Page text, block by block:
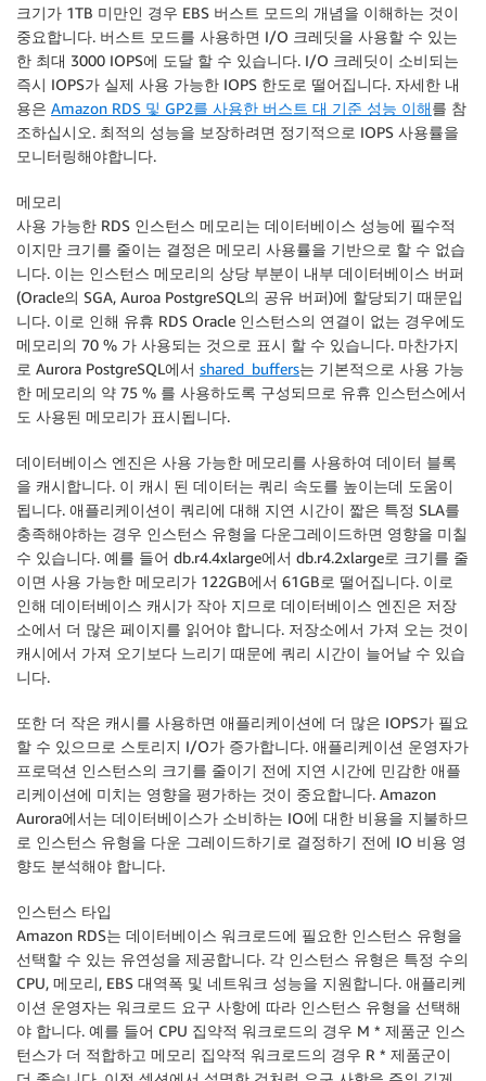
크기가 1TB 미만인 경우 EBS 버스트 모드의 개념을 이해하는 것이
중요합니다. 버스트 모드를 사용하면 I/O 크레딧을 사용할 수 있는
한 최대 3000 IOPS에 도달 할 수 있습니다. I/O 크레딧이 소비되는
즉시 IOPS가 실제 사용 가능한 IOPS 한도로 떨어집니다. 자세한 내
용은 Amazon RDS 및 GP2를 사용한 버스트 대 기준 성능 이해를 참
조하십시오. 최적의 성능을 보장하려면 정기적으로 IOPS 사용률을
모니터링해야합니다.
메모리
사용 가능한 RDS 인스턴스 메모리는 데이터베이스 성능에 필수적
이지만 크기를 줄이는 결정은 메모리 사용률을 기반으로 할 수 없습
니다. 이는 인스턴스 메모리의 상당 부분이 내부 데이터베이스 버퍼
(Oracle의 SGA, Auroa PostgreSQL의 공유 버퍼)에 할당되기 때문입
니다. 이로 인해 유휴 RDS Oracle 인스턴스의 연결이 없는 경우에도
메모리의 70 % 가 사용되는 것으로 표시 할 수 있습니다. 마찬가지
로 Aurora PostgreSQL에서 shared_buffers는 기본적으로 사용 가능
한 메모리의 약 75 % 를 사용하도록 구성되므로 유휴 인스턴스에서
도 사용된 메모리가 표시됩니다.
데이터베이스 엔진은 사용 가능한 메모리를 사용하여 데이터 블록
을 캐시합니다. 이 캐시 된 데이터는 쿼리 속도를 높이는데 도움이
됩니다. 애플리케이션이 쿼리에 대해 지연 시간이 짧은 특정 SLA를
충족해야하는 경우 인스턴스 유형을 다운그레이드하면 영향을 미칠
수 있습니다. 예를 들어 db.r4.4xlarge에서 db.r4.2xlarge로 크기를 줄
이면 사용 가능한 메모리가 122GB에서 61GB로 떨어집니다. 이로
인해 데이터베이스 캐시가 작아 지므로 데이터베이스 엔진은 저장
소에서 더 많은 페이지를 읽어야 합니다. 저장소에서 가져 오는 것이
캐시에서 가져 오기보다 느리기 때문에 쿼리 시간이 늘어날 수 있습
니다.
또한 더 작은 캐시를 사용하면 애플리케이션에 더 많은 IOPS가 필요
할 수 있으므로 스토리지 I/O가 증가합니다. 애플리케이션 운영자가
프로덕션 인스턴스의 크기를 줄이기 전에 지연 시간에 민감한 애플
리케이션에 미치는 영향을 평가하는 것이 중요합니다. Amazon
Aurora에서는 데이터베이스가 소비하는 IO에 대한 비용을 지불하므
로 인스턴스 유형을 다운 그레이드하기로 결정하기 전에 IO 비용 영
향도 분석해야 합니다.
인스턴스 타입
Amazon RDS는 데이터베이스 워크로드에 필요한 인스턴스 유형을
선택할 수 있는 유연성을 제공합니다. 각 인스턴스 유형은 특정 수의
CPU, 메모리, EBS 대역폭 및 네트워크 성능을 지원합니다. 애플리케
이션 운영자는 워크로드 요구 사항에 따라 인스턴스 유형을 선택해
야 합니다. 예를 들어 CPU 집약적 워크로드의 경우 M * 제품군 인스
턴스가 더 적합하고 메모리 집약적 워크로드의 경우 R * 제품군이